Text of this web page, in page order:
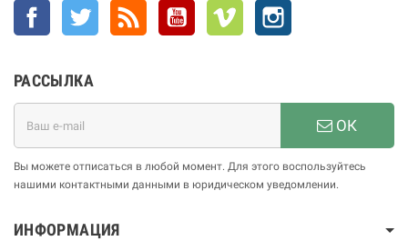
Facebook Twitter YouTube Vimeo
РАССЫЛКА
ОК
Вы можете отписаться в любой момент. Для этого воспользуйтесь
нашими контактными данными в юридическом уведомлении.
ИНФОРМАЦИЯ